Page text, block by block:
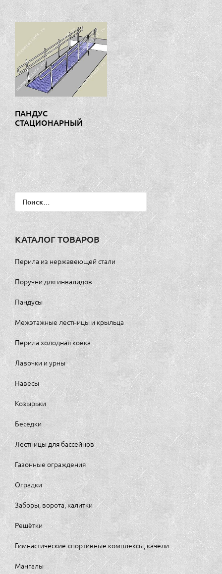
ПАНДУС
СТАЦИОНАРНЫЙ
Найти:
КАТАЛОГ ТОВАРОВ
Перила из нержавеющей стали
Поручни для инвалидов
Пандусы
Межэтажные лестницы и крыльца
Перила холодная ковка
Лавочки и урны
Навесы
Козырьки
Беседки
Лестницы для бассейнов
Газонные ограждения
Оградки
Заборы, ворота, калитки
Решётки
Гимнастические-спортивные комплексы, качели
Мангалы